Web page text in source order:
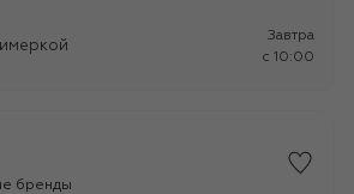
Завтра
c 10:00
бренды